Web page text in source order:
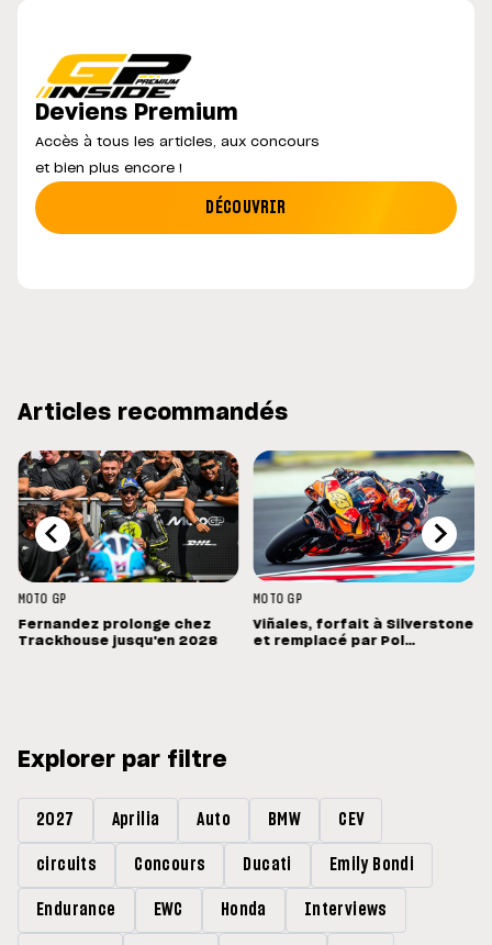
Deviens Premium
Accès à tous les articles, aux concours
et bien plus encore !
DÉCOUVRIR
Articles recommandés
MOTO GP
Fernandez prolonge chez
Trackhouse jusqu'en 2028
MOTO GP
Viñales, forfait à Silverstone
et remplacé par Pol
Explorer par filtre
2027 Aprilia Auto BMW CEV
circuits Concours Ducati Emily Bondi
Endurance EWC Honda Interviews